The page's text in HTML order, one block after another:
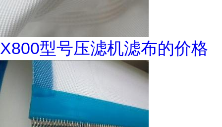
X800型号压滤机滤布的价格